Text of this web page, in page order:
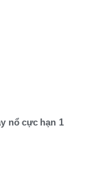
nổ cực hạn 1